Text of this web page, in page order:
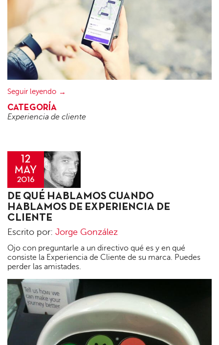
Seguir leyendo
CATEGORÍA
Experiencia de cliente
12
MAY
2016
Jorge
González
DE QUÉ HABLAMOS CUANDO
HABLAMOS DE EXPERIENCIA DE
CLIENTE
Escrito por: Jorge González
Ojo con preguntarle a un directivo qué es y en qué
consiste la Experiencia de Cliente de su marca. Puedes
perder las amistades.